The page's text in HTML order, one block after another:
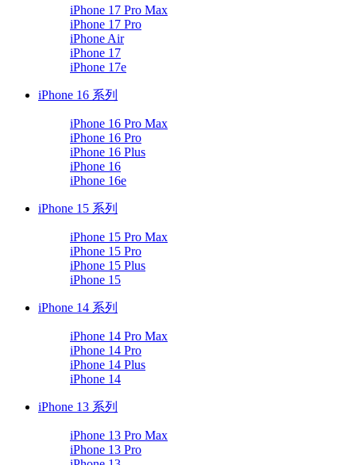
iPhone 17 Pro Max
iPhone 17 Pro
iPhone Air
iPhone 17
iPhone 17e
iPhone 16 系列
iPhone 16 Pro Max
iPhone 16 Pro
iPhone 16 Plus
iPhone 16
iPhone 16e
iPhone 15 系列
iPhone 15 Pro Max
iPhone 15 Pro
iPhone 15 Plus
iPhone 15
iPhone 14 系列
iPhone 14 Pro Max
iPhone 14 Pro
iPhone 14 Plus
iPhone 14
iPhone 13 系列
iPhone 13 Pro Max
iPhone 13 Pro